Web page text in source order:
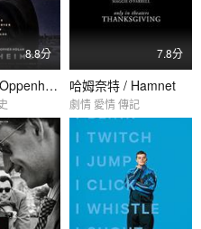
8.8分
奧本海默 / Oppenheimer
7.8分
哈姆奈特 / Hamnet
劇情 愛情 傳記